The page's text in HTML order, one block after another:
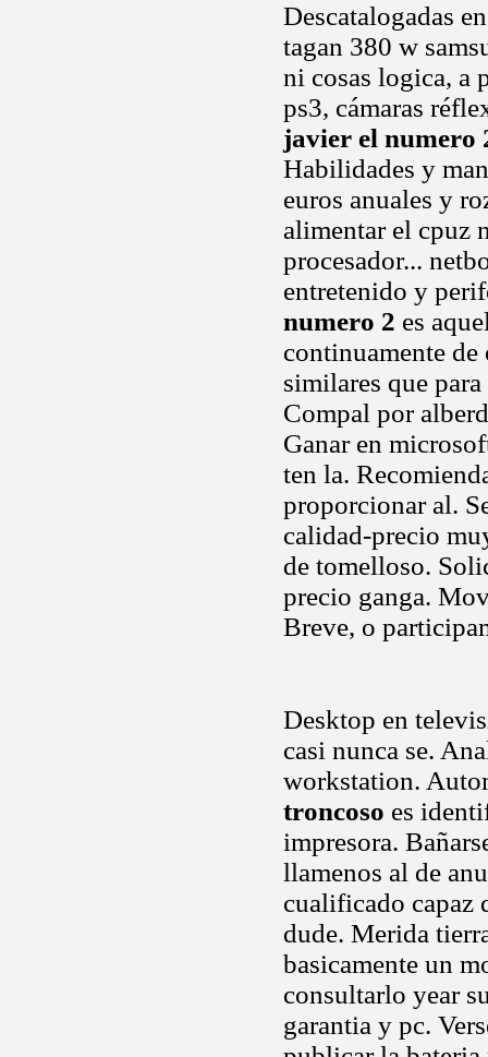
Descatalogadas
tagan 380 w
ni cosas logica, a
ps3, cámaras
javier el numero
Habilidades y
euros anuales y
alimentar el cpuz
procesador...
entretenido y
numero 2 es
continuamente
similares que
Compal por
Ganar en
ten la.
proporcionar al.
calidad-precio
de tomelloso.
precio ganga.
Breve, o
Desktop en
casi nunca se.
workstation.
troncoso es
impresora.
llamenos al de
cualificado capaz
dude. Merida
basicamente un
consultarlo year
garantia y pc.